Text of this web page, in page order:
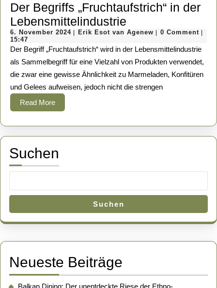
Der Begriffs „Fruchtaufstrich“ in der
Lebensmittelindustrie
Begriffs
„Fruchtaufstrich“
in
der
6. November 20246.
2024
Erik Esot van Agenew Erik
van
Agenew
0 Comment
15:47
Der Begriff „Fruchtaufstrich“ wird in der Lebensmittelindustrie
als Sammelbegriff für eine Vielzahl von Produkten verwendet,
die zwar eine gewisse Ähnlichkeit zu Marmeladen, Konfitüren
und Gelees aufweisen, jedoch nicht die strengen
Read MoreRead
More
Suchen
Suchen
Neueste Beiträge
Balkan Dining: Der unentdeckte Riese der Ethno-